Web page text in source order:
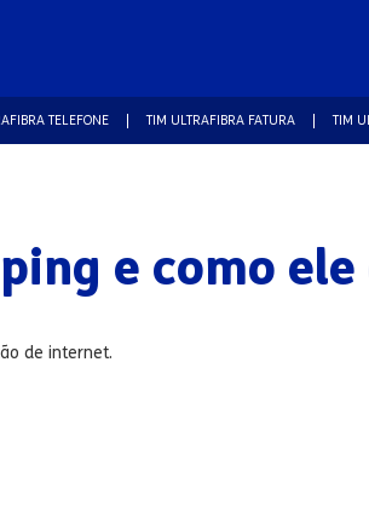
TELEFONE TIM ULTRAFIBRA FATURA TIM
e como